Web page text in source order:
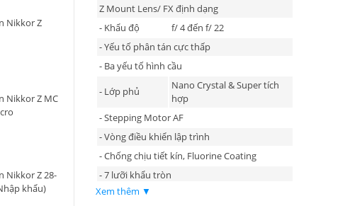
Nikkor Z
Nikkor Z MC
Nikkor Z 28-
khẩu)
Z Mount Lens/ FX định dạng
- Khẩu độ
f/ 4 đến f/ 22
- Yếu tố phân tán cực thấp
- Ba yếu tố hình cầu
- Lớp phủ
Nano Crystal & Super tích
hợp
- Stepping Motor AF
- Vòng điều khiển lập trình
- Chống chịu tiết kín, Fluorine Coating
- 7 lưỡi khẩu tròn
Xem thêm ▼